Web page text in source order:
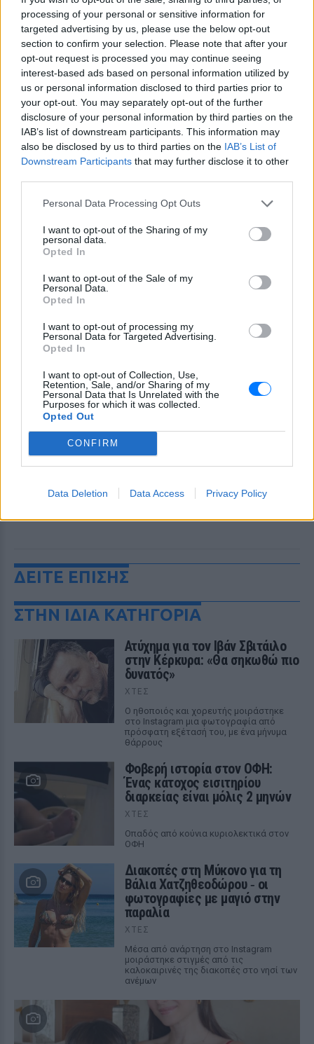
processing of your personal or sensitive information for
targeted advertising by us, please use the below opt-out
section to confirm your selection. Please note that after your
opt-out request is processed you may continue seeing
interest-based ads based on personal information utilized by
us or personal information disclosed to third parties prior to
your opt-out. You may separately opt-out of the further
disclosure of your personal information by third parties on the
IAB’s list of downstream participants. This information may
also be disclosed by us to third parties on the IAB’s List of
Downstream Participants that may further disclose it to other
Personal Data Processing Opt Outs
I want to opt-out of the Sharing of my
personal data.
Opted In
I want to opt-out of the Sale of my
Personal Data.
Opted In
I want to opt-out of processing my
Personal Data for Targeted Advertising.
Opted In
I want to opt-out of Collection, Use,
Retention, Sale, and/or Sharing of my
Personal Data that Is Unrelated with the
Purposes for which it was collected.
Opted Out
CONFIRM
Data Deletion Data Access Privacy Policy
Ακολουθήστε το E-Radio.gr στο Google News
και μάθετε πρώτοιτα πιο hot νέα.
Διαβάστε περισσότερα θέματα γιαΜόδα ,
Ομορφιά,Σχέσειςκαι φυσικάCelebrities στο νέο
Pink.gr!
Ακολουθήστε το E-Radio.gr και στο Instagram
ΔΙΑΦΗΜΙΣΗ
ΔΕΙΤΕ ΕΠΙΣΗΣ
ΣΤΗΝ ΙΔΙΑ ΚΑΤΗΓΟΡΙΑ
Ατύχημα για τον Ιβάν Σβιτάιλο
στην Κέρκυρα: «Θα σηκωθώ πιο
δυνατός»
ΧΤΕΣ
Ο ηθοποιός και χορευτής μοιράστηκε
στο Instagram μια φωτογραφία από
πρόσφατη εξέτασή του, με ένα μήνυμα
θάρρους
Φοβερή ιστορία στον ΟΦΗ:
Ένας κάτοχος εισιτηρίου
διαρκείας είναι μόλις 2 μηνών
ΧΤΕΣ
Οπαδός από κούνια κυριολεκτικά στον
ΟΦΗ
Διακοπές στη Μύκονο για τη
Βάλια Χατζηθεοδώρου ‑ οι
φωτογραφίες με μαγιό στην
παραλία
ΧΤΕΣ
Μέσα από ανάρτηση στο Instagram
μοιράστηκε στιγμές από τις
καλοκαιρινές της διακοπές στο νησί των
ανέμων